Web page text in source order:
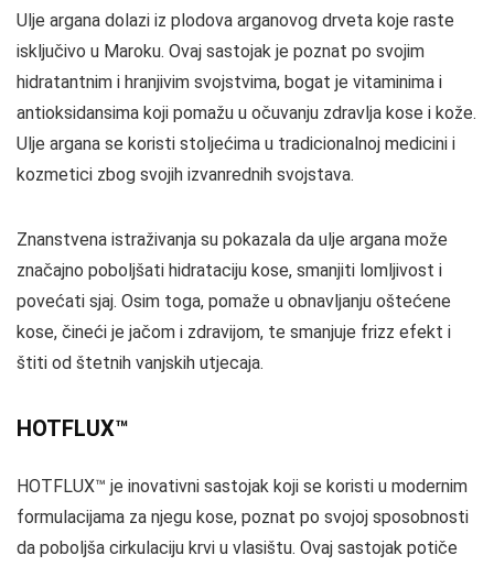
Ulje argana dolazi iz plodova arganovog drveta koje raste
isključivo u Maroku. Ovaj sastojak je poznat po svojim
hidratantnim i hranjivim svojstvima, bogat je vitaminima i
antioksidansima koji pomažu u očuvanju zdravlja kose i kože.
Ulje argana se koristi stoljećima u tradicionalnoj medicini i
kozmetici zbog svojih izvanrednih svojstava.
Znanstvena istraživanja su pokazala da ulje argana može
značajno poboljšati hidrataciju kose, smanjiti lomljivost i
povećati sjaj. Osim toga, pomaže u obnavljanju oštećene
kose, čineći je jačom i zdravijom, te smanjuje frizz efekt i
štiti od štetnih vanjskih utjecaja.
HOTFLUX™
HOTFLUX™ je inovativni sastojak koji se koristi u modernim
formulacijama za njegu kose, poznat po svojoj sposobnosti
da poboljša cirkulaciju krvi u vlasištu. Ovaj sastojak potiče